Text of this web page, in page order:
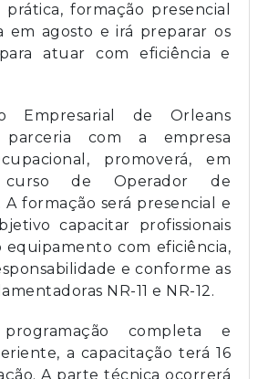
formação presencial
em agosto e irá preparar os
para atuar com eficiência e
Empresarial de Orleans
parceria com a empresa
promoverá, em
de Operador de
A formação será presencial e
capacitar profissionais
equipamento com eficiência,
e conforme as
NR-11 e NR-12.
completa e
a capacitação terá 16
A parte técnica ocorrerá